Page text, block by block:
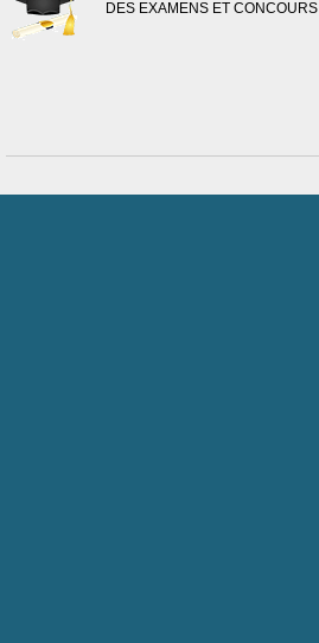
DES EXAMENS ET CONCOURS